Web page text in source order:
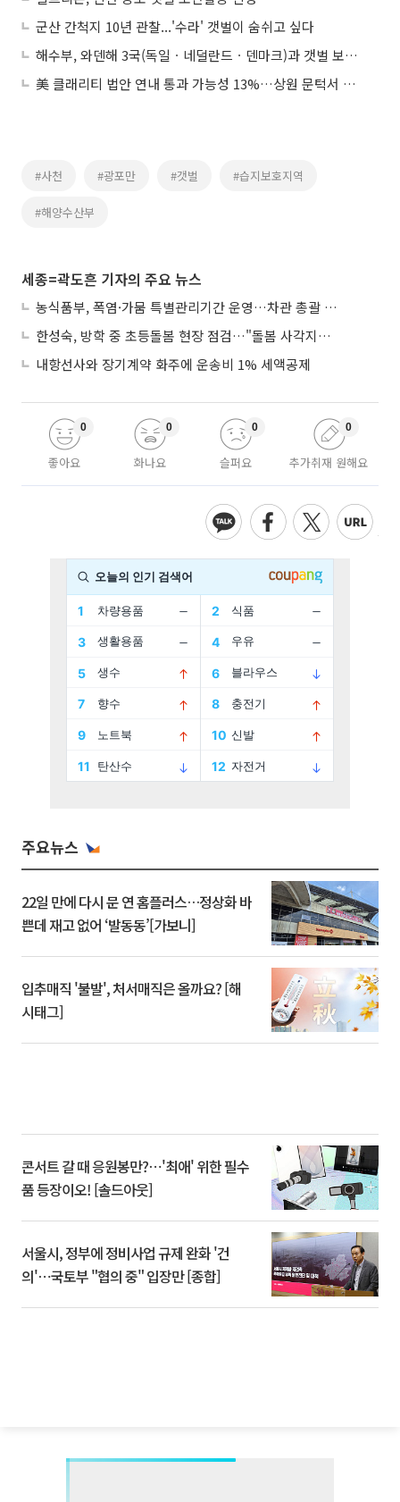
군산 간척지 10년 관찰...'수라' 갯벌이 숨쉬고 싶다
해수부, 와덴해 3국(독일ㆍ네덜란드ㆍ덴마크)과 갯벌 보전 협력 확대
美 클래리티 법안 연내 통과 가능성 13%…상원 문턱서 제동
#사천 #광포만 #갯벌 #습지보호지역
#해양수산부
세종=곽도흔 기자의 주요 뉴스
농식품부, 폭염·가뭄 특별관리기간 운영…차관 총괄 대응체계 격상
한성숙, 방학 중 초등돌봄 현장 점검…"돌봄 사각지대 없애야"
내항선사와 장기계약 화주에 운송비 1% 세액공제
좋아요
0
화나요
0
슬퍼요
0
추가취재 원해요
0
주요뉴스
22일 만에 다시 문 연 홈플러스…정상화 바
쁜데 재고 없어 ‘발동동’[가보니]
입추매직 '불발', 처서매직은 올까요? [해
시태그]
콘서트 갈 때 응원봉만?⋯'최애' 위한 필수
품 등장이오! [솔드아웃]
서울시, 정부에 정비사업 규제 완화 '건
의'⋯국토부 "협의 중" 입장만 [종합]